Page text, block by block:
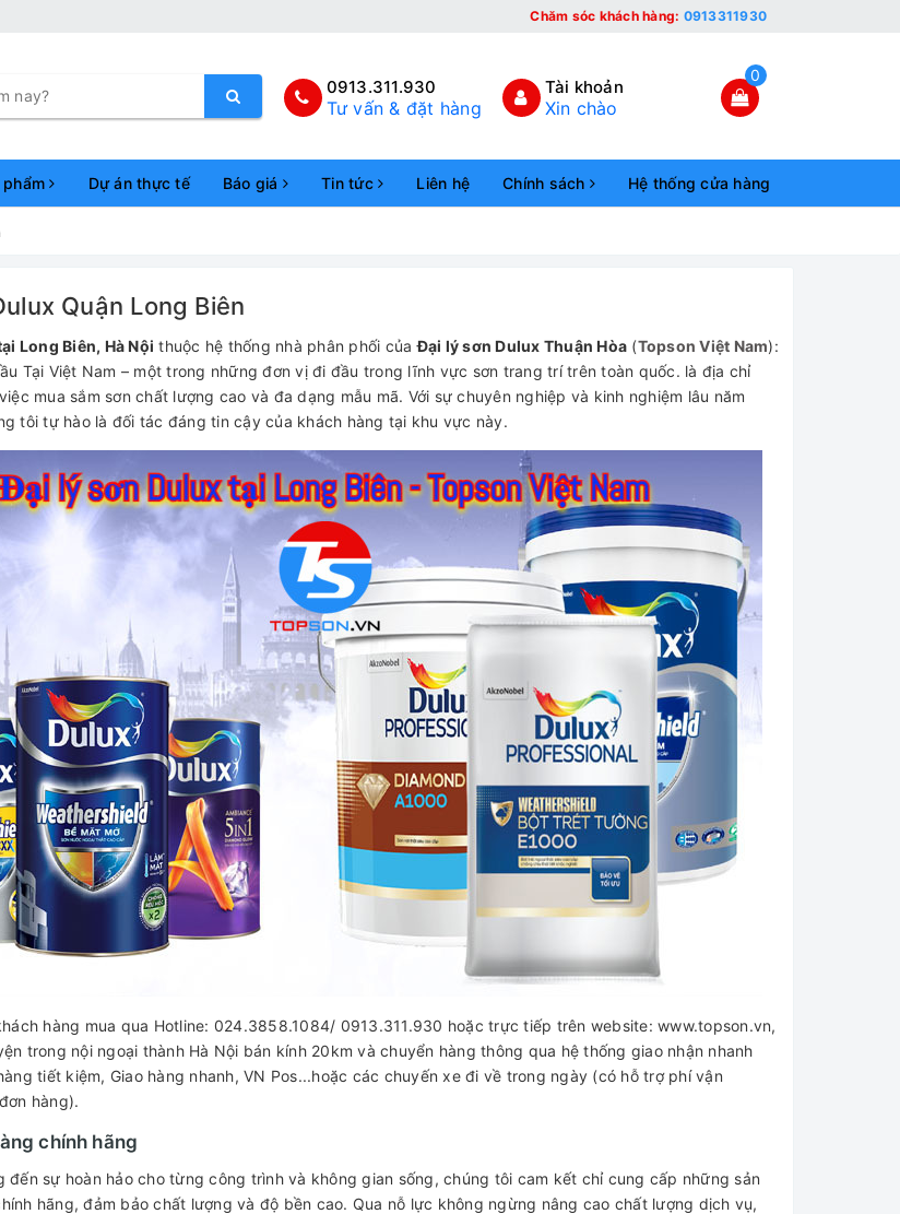
Chăm sóc khách hàng: 0913311930
0913.311.930
Tư vấn & đặt hàng
Tài khoản
Xin chào
0
phẩm Dự án thực tế Báo giá Tin tức Liên hệ Chính sách Hệ thống cửa hàng
Quận Long Biên
Long Biên, Hà Nội thuộc hệ thống nhà phân phối củaĐại lý sơn Dulux Thuận Hòa (Topson Việt Nam):
Tại Việt Nam – một trong những đơn vị đi đầu trong lĩnh vực sơn trang trí trên toàn quốc. là địa chỉ
mua sắm sơn chất lượng cao và đa dạng mẫu mã. Với sự chuyên nghiệp và kinh nghiệm lâu năm
tôi tự hào là đối tác đáng tin cậy của khách hàng tại khu vực này.
hàng mua qua Hotline: 024.3858.1084/ 0913.311.930 hoặc trực tiếp trên website: www.topson.vn,
trong nội ngoại thành Hà Nội bán kính 20km và chuyển hàng thông qua hệ thống giao nhận nhanh
tiết kiệm, Giao hàng nhanh, VN Pos...hoặc các chuyến xe đi về trong ngày (có hỗ trợ phí vận
hàng).
chính hãng
đến sự hoàn hảo cho từng công trình và không gian sống, chúng tôi cam kết chỉ cung cấp những sản
hãng, đảm bảo chất lượng và độ bền cao. Qua nỗ lực không ngừng nâng cao chất lượng dịch vụ,